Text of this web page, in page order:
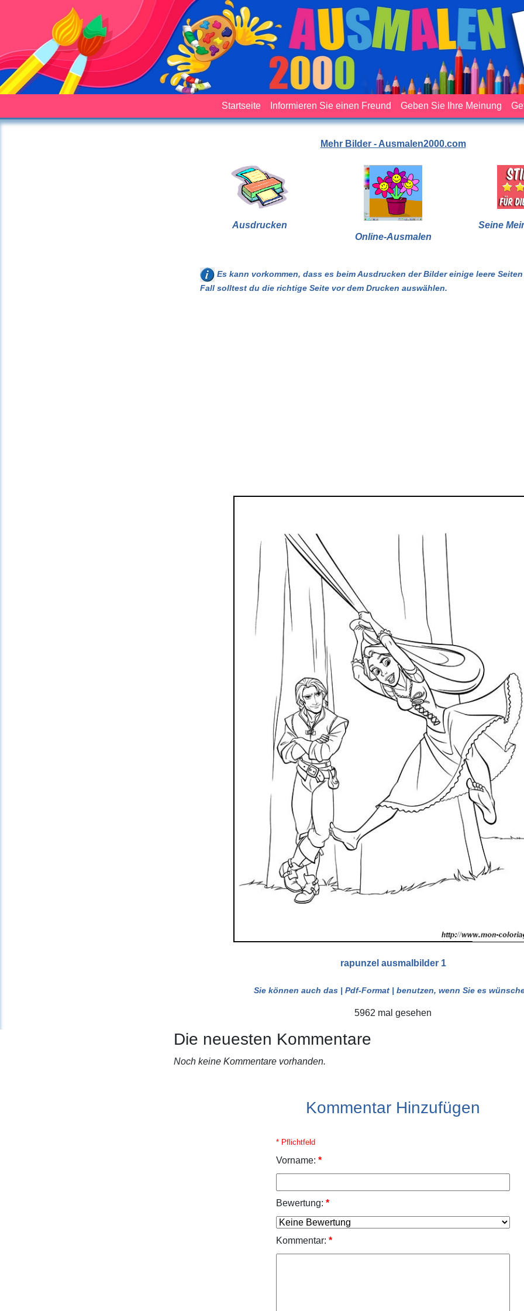
Startseite Informieren Sie einen Freund Geben Sie Ihre Meinung
Mehr Bilder - Ausmalen2000.com
Ausdrucken
Online-Ausmalen
Seine
Es kann vorkommen, dass es beim Ausdrucken der Bilder einige leere
Fall solltest du die richtige Seite vor dem Drucken auswählen.
rapunzel ausmalbilder 1
Sie können auch das | Pdf-Format | benutzen, wenn Sie es
5962 mal gesehen
Die neuesten Kommentare
Noch keine Kommentare vorhanden.
Kommentar Hinzufügen
* Pflichtfeld
Vorname: *
Bewertung: *
Kommentar: *